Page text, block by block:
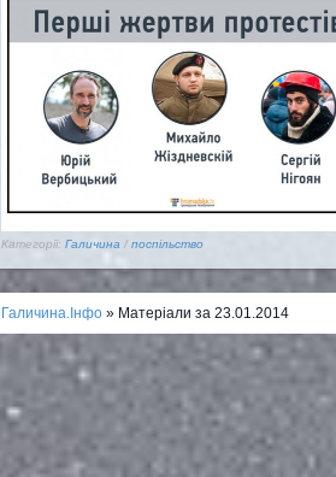
Категорії: Галичина /поспільство
Галичина.Інфо » Матеріали за 23.01.2014